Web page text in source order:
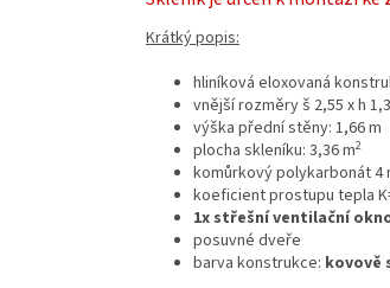
Krátký popis:
hliníková eloxovaná
vnější rozměry š 2,55 x h
výška přední stěny: 1,66 m
plocha skleníku: 3,36 m2
komůrkový polykarbonát 4
koeficient prostupu tepla
1x střešní ventilační
posuvné dveře
barva konstrukce: kovově